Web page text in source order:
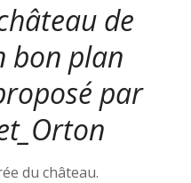
de
bon plan
par
du château.